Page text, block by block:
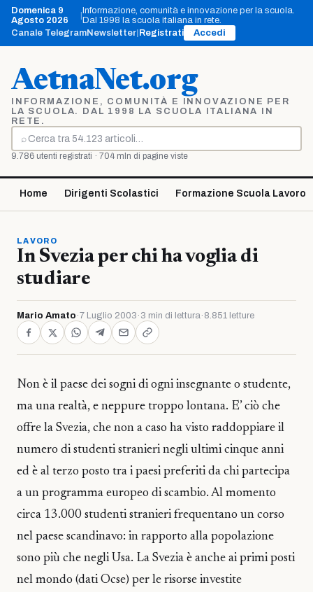
Vai
contenuto
Domenica 9
Agosto 2026
|Informazione, comunità e innovazione per la scuola.
Dal 1998 la scuola italiana in rete.
Canale TelegramNewsletter Registrati Accedi
AetnaNet.org
INFORMAZIONE, COMUNITÀ E INNOVAZIONE PER
LA SCUOLA. DAL 1998 LA SCUOLA ITALIANA IN
RETE.
⌕
Cerca
9.786 utenti registrati · 704 mln di pagine viste
Home Dirigenti Scolastici Formazione Scuola Lavoro
LAVORO
In Svezia per chi ha voglia di
studiare
Mario Amato ·7 Luglio 2003 · 3 min di lettura· 8.851 letture
Non è il paese dei sogni di ogni insegnante o studente,
ma una realtà, e neppure troppo lontana. E’ ciò che
offre la Svezia, che non a caso ha visto raddoppiare il
numero di studenti stranieri negli ultimi cinque anni
ed è al terzo posto tra i paesi preferiti da chi partecipa
a un programma europeo di scambio. Al momento
circa 13.000 studenti stranieri frequentano un corso
nel paese scandinavo: in rapporto alla popolazione
sono più che negli Usa. La Svezia è anche ai primi posti
nel mondo (dati Ocse) per le risorse investite